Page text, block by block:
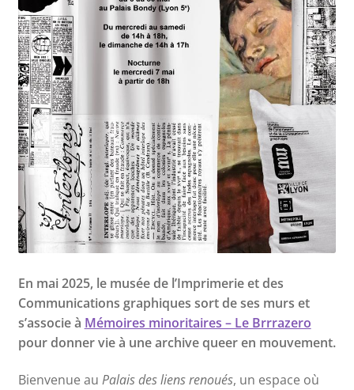
En mai 2025, le musée de l’Imprimerie et des
Communications graphiques sort de ses murs et
s’associe à Mémoires minoritaires – Le Brrrazero
pour donner vie à une archive queer en mouvement.
Bienvenue au Palais des liens renoués, un espace où